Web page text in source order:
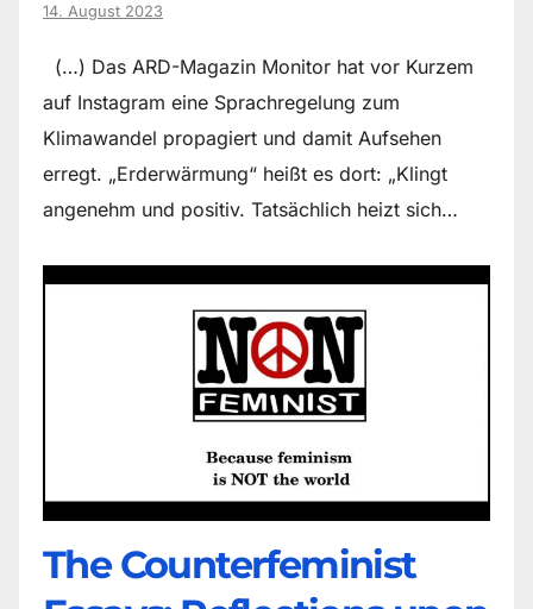
14. August 2023
(…) Das ARD-Magazin Monitor hat vor Kurzem
auf Instagram eine Sprachregelung zum
Klimawandel propagiert und damit Aufsehen
erregt. „Erderwärmung“ heißt es dort: „Klingt
angenehm und positiv. Tatsächlich heizt sich…
The Counter­feminist